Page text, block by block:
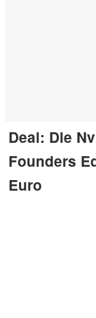
Deal: Die
Founders
Euro